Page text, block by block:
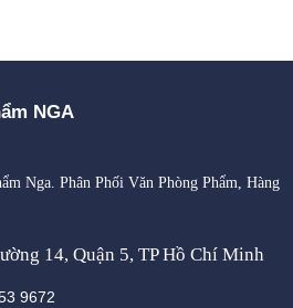
NGA
Nga. Phân Phối Văn Phòng Phẩm, Hàng
14, Quận 5, TP Hồ Chí Minh
9672